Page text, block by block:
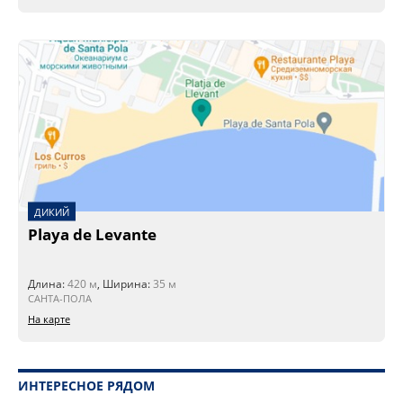
ДИКИЙ
Playa de Levante
Длина:420 м, Ширина:35 м
САНТА-ПОЛА
На карте
ИНТЕРЕСНОЕ РЯДОМ